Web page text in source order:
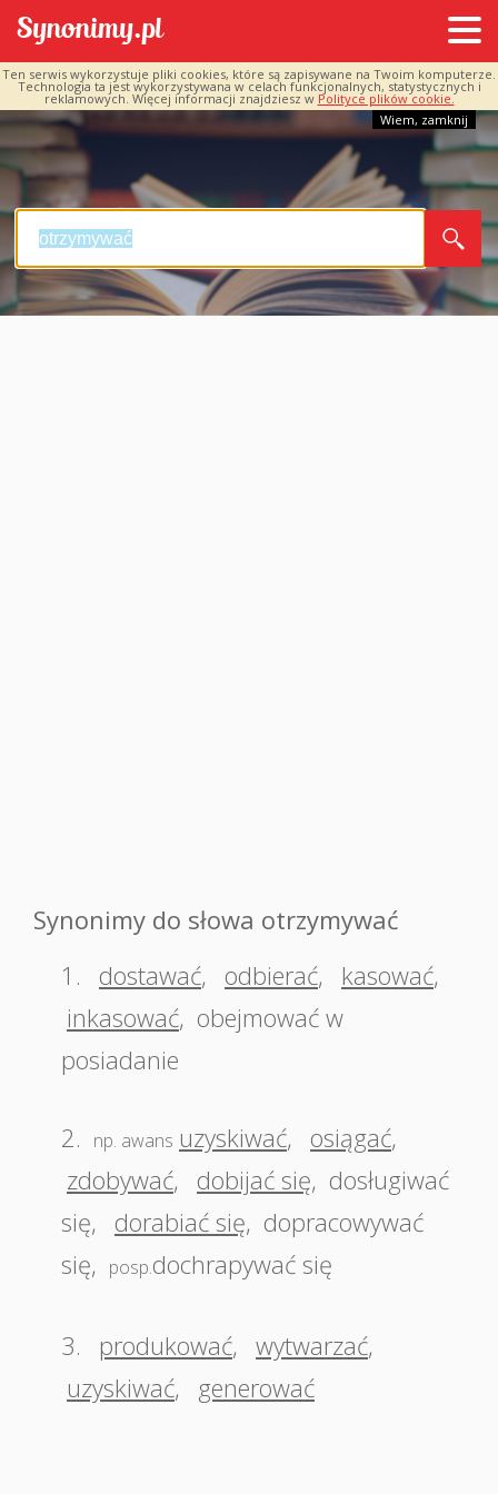
Ten serwis wykorzystuje pliki cookies, które są zapisywane na Twoim komputerze.
Technologia ta jest wykorzystywana w celach funkcjonalnych, statystycznych i
reklamowych. Więcej informacji znajdziesz w Polityce plików cookie.
Wiem, zamknij
Synonimy do słowa otrzymywać
1.
dostawać, odbierać, kasować,
inkasować, obejmować w
posiadanie
2. np. awans uzyskiwać, osiągać,
zdobywać, dobijać się, dosługiwać
się, dorabiać się, dopracowywać
się, posp.dochrapywać się
3. produkować, wytwarzać,
uzyskiwać, generować